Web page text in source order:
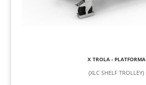
X TROLA - PLATFORMA
(XLC SHELF TROLLEY)